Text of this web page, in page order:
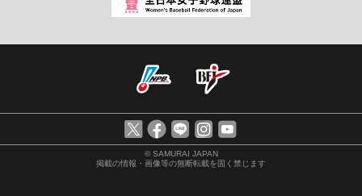
© SAMURAI JAPAN
掲載の情報・画像等の無断転載を固く禁じます